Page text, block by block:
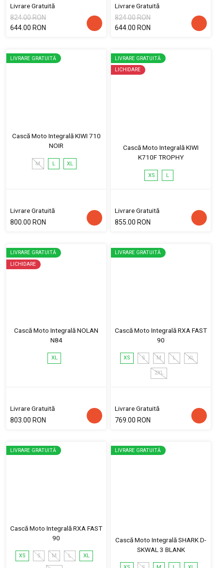
Livrare Gratuită
824.00 RON
644.00 RON
Livrare Gratuită
824.00 RON
644.00 RON
LIVRARE GRATUITĂ
Cască Moto Integrală KIWI 710
NOIR
M L XL
Livrare Gratuită
800.00 RON
LIVRARE GRATUITĂ
LICHIDARE
Cască Moto Integrală KIWI
K710F TROPHY
XS L
Livrare Gratuită
855.00 RON
LIVRARE GRATUITĂ
LICHIDARE
Cască Moto Integrală NOLAN
N84
XL
Livrare Gratuită
803.00 RON
LIVRARE GRATUITĂ
Cască Moto Integrală RXA FAST
90
XS S M L XL
2XL
Livrare Gratuită
769.00 RON
LIVRARE GRATUITĂ
Cască Moto Integrală RXA FAST
90
XS S M L XL
LIVRARE GRATUITĂ
Cască Moto Integrală SHARK D-
SKWAL 3 BLANK